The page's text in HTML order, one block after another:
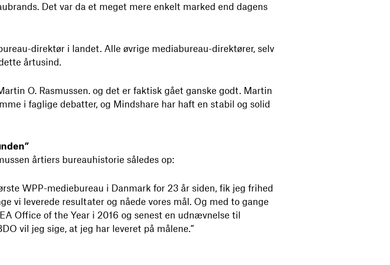
Det var da et meget mere enkelt marked end dagens
direktør i landet. Alle øvrige mediabureau-direktører, selv
årtusind.
O. Rasmussen. og det er faktisk gået ganske godt. Martin
i faglige debatter, og Mindshare har haft en stabil og solid
årtiers bureauhistorie således op:
WPP-mediebureau i Danmark for 23 år siden, fik jeg frihed
vi leverede resultater og nåede vores mål. Og med to gange
Office of the Year i 2016 og senest en udnævnelse til
vil jeg sige, at jeg har leveret på målene.”